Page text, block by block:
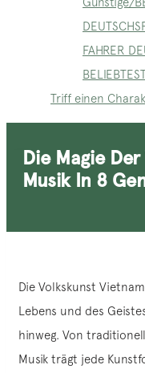
FAHRER
Triff einen
Die Magie
Musik In 8
Die Volkskunst
Lebens und des
hinweg. Von
Musik trägt jede